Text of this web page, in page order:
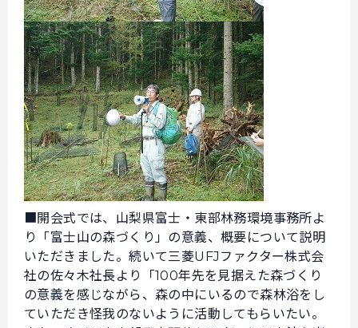
■開会式では、山梨県富士・東部林務環境事務所よ
り「富士山の森づくり」の意義、概要について説明
いただきました。続いて三菱UFJファクター株式会
社の佐々木社長より「100年先を見据えた森づくり
の意義を感じながら、森の中にいるので森林浴をし
ていただき怪我のないように活動してもらいたい。